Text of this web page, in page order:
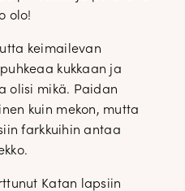
olo!
keimailevan
kukkaan ja
olisi mikä. Paidan
kuin mekon, mutta
farkkuihin antaa
Katan lapsiin